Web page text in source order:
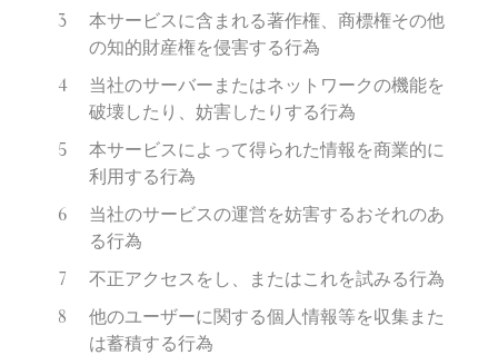
本サービスに含まれる著作権、商標権その他
の知的財産権を侵害する行為
当社のサーバーまたはネットワークの機能を
破壊したり、妨害したりする行為
本サービスによって得られた情報を商業的に
利用する行為
当社のサービスの運営を妨害するおそれのあ
る行為
不正アクセスをし、またはこれを試みる行為
他のユーザーに関する個人情報等を収集また
は蓄積する行為